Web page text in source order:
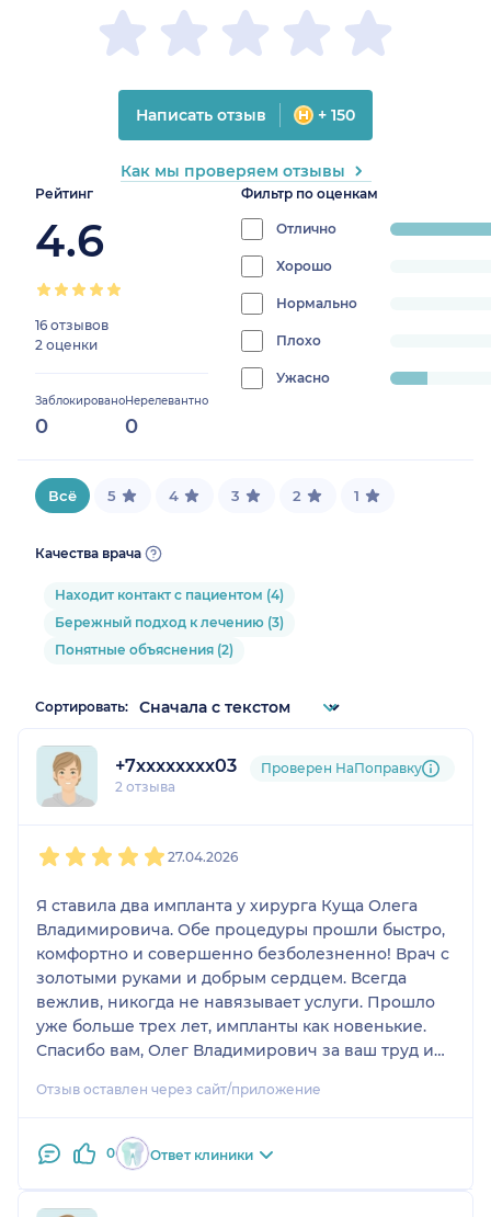
Рейтинг
4.6
16 отзывов
2 оценки
Заблокировано
0
Нерелевантно
0
Фильтр по оценкам
Отлично
progress:
Хорошо
0%
Нормально
0%
Плохо
progress:
Ужасно
11.11111111111111%
Написать отзыв + 150
Как мы проверяем отзывы
Всё 5 4 3 2 1
Качества врача
Находит контакт с пациентом (4)
Бережный подход к лечению (3)
Понятные объяснения (2)
Сортировать:
+7xxxxxxxx03
2 отзыва
Проверен НаПоправку
27.04.2026
Я ставила два импланта у хирурга Куща Олега
Владимировича. Обе процедуры прошли быстро,
комфортно и совершенно безболезненно! Врач с
золотыми руками и добрым сердцем. Всегда
вежлив, никогда не навязывает услуги. Прошло
уже больше трех лет, импланты как новенькие.
Спасибо вам, Олег Владимирович за ваш труд и
Отзыв оставлен через сайт/приложение
0 Ответ клиники